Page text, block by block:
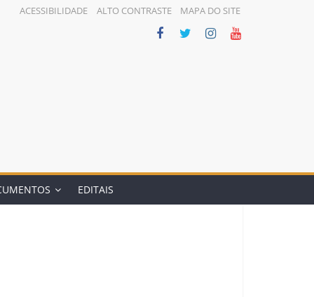
ACESSIBILIDADE ALTO CONTRASTE MAPA DO SITE
EDITAIS